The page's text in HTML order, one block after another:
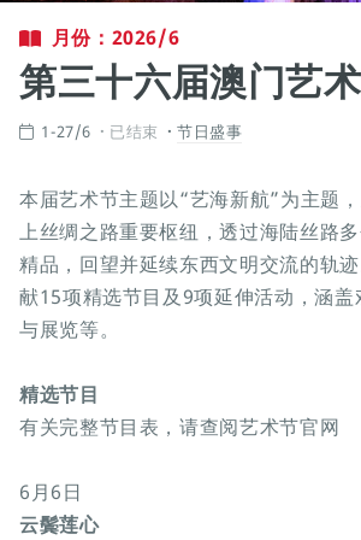
月份：2026/6
第三十六届澳门艺
1-27/6 已结束 节日盛事
本届艺术节主题以“艺海新航”为主题
上丝绸之路重要枢纽，透过海陆丝路
精品，回望并延续东西文明交流的轨
献15项精选节目及9项延伸活动，涵盖
与展览等。
精选节目
有关完整节目表，请查阅艺术节官网
6月6日
云鬓莲心